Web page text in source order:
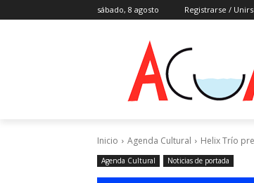
sábado, 8 agosto Registrarse /
Inicio Agenda Cultural Helix Trío
Agenda Cultural Noticias de portada